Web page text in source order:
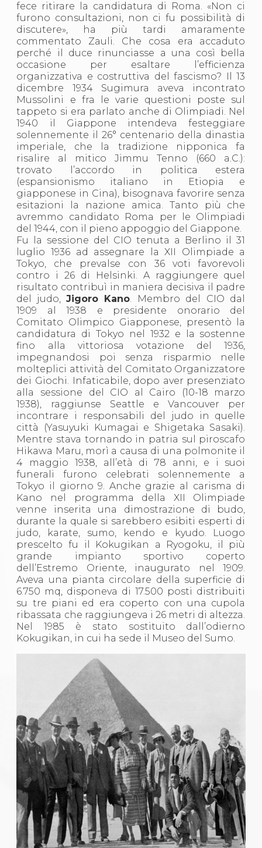
fece ritirare la candidatura di Roma. «Non ci
furono consultazioni, non ci fu possibilità di
discutere», ha più tardi amaramente
commentato Zauli. Che cosa era accaduto
perché il duce rinunciasse a una così bella
occasione per esaltare l’efficienza
organizzativa e costruttiva del fascismo? Il 13
dicembre 1934 Sugimura aveva incontrato
Mussolini e fra le varie questioni poste sul
tappeto si era parlato anche di Olimpiadi. Nel
1940 il Giappone intendeva festeggiare
solennemente il 26° centenario della dinastia
imperiale, che la tradizione nipponica fa
risalire al mitico Jimmu Tenno (660 a.C.):
trovato l’accordo in politica estera
(espansionismo italiano in Etiopia e
giapponese in Cina), bisognava favorire senza
esitazioni la nazione amica. Tanto più che
avremmo candidato Roma per le Olimpiadi
del 1944, con il pieno appoggio del Giappone.
Fu la sessione del CIO tenuta a Berlino il 31
luglio 1936 ad assegnare la XII Olimpiade a
Tokyo, che prevalse con 36 voti favorevoli
contro i 26 di Helsinki. A raggiungere quel
risultato contribuì in maniera decisiva il padre
del judo,Jigoro Kano . Membro del CIO dal
1909 al 1938 e presidente onorario del
Comitato Olimpico Giapponese, presentò la
candidatura di Tokyo nel 1932 e la sostenne
fino alla vittoriosa votazione del 1936,
impegnandosi poi senza risparmio nelle
molteplici attività del Comitato Organizzatore
dei Giochi. Infaticabile, dopo aver presenziato
alla sessione del CIO al Cairo (10-18 marzo
1938), raggiunse Seattle e Vancouver per
incontrare i responsabili del judo in quelle
città (Yasuyuki Kumagai e Shigetaka Sasaki).
Mentre stava tornando in patria sul piroscafo
Hikawa Maru, morì a causa di una polmonite il
4 maggio 1938, all’età di 78 anni, e i suoi
funerali furono celebrati solennemente a
Tokyo il giorno 9. Anche grazie al carisma di
Kano nel programma della XII Olimpiade
venne inserita una dimostrazione di budo,
durante la quale si sarebbero esibiti esperti di
judo, karate, sumo, kendo e kyudo. Luogo
prescelto fu il Kokugikan a Ryogoku, il più
grande impianto sportivo coperto
dell’Estremo Oriente, inaugurato nel 1909.
Aveva una pianta circolare della superficie di
6.750 mq, disponeva di 17.500 posti distribuiti
su tre piani ed era coperto con una cupola
ribassata che raggiungeva i 26 metri di altezza.
Nel 1985 è stato sostituito dall’odierno
Kokugikan, in cui ha sede il Museo del Sumo.